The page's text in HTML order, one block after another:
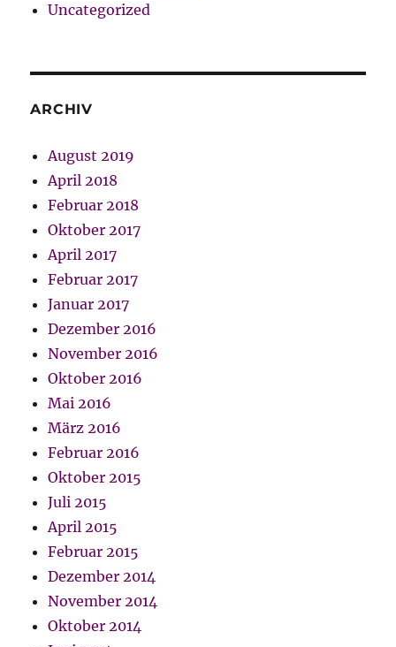
Uncategorized
ARCHIV
August 2019
April 2018
Februar 2018
Oktober 2017
April 2017
Februar 2017
Januar 2017
Dezember 2016
November 2016
Oktober 2016
Mai 2016
März 2016
Februar 2016
Oktober 2015
Juli 2015
April 2015
Februar 2015
Dezember 2014
November 2014
Oktober 2014